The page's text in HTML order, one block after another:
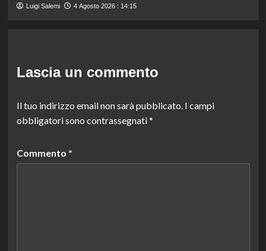
Luigi Salemi 4 Agosto 2026 : 14:15
Lascia un commento
Il tuo indirizzo email non sarà pubblicato. I campi
obbligatori sono contrassegnati*
Commento *